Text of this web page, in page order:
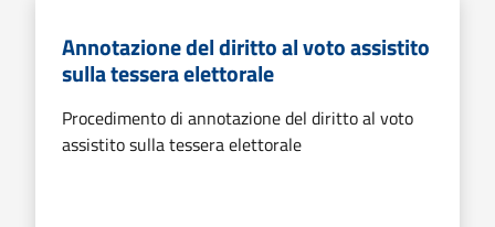
Annotazione del diritto al voto assistito
sulla tessera elettorale
Procedimento di annotazione del diritto al voto
assistito sulla tessera elettorale